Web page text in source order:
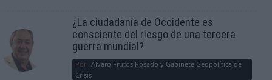
¿La ciudadanía de Occidente es
consciente del riesgo de una tercera
guerra mundial?
Por Álvaro Frutos Rosado y Gabinete Geopolítica de
Crisis